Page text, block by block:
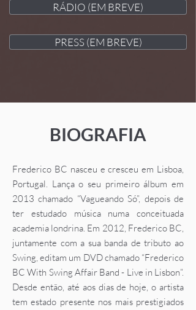
RÁDIO (EM BREVE)
PRESS (EM BREVE)
BIOGRAFIA
Frederico BC nasceu e cresceu em Lisboa,
Portugal. Lança o seu primeiro álbum em
2013 chamado “Vagueando Só”, depois de
ter estudado música numa conceituada
academia londrina. Em 2012, Frederico BC,
juntamente com a sua banda de tributo ao
Swing, editam um DVD chamado “Frederico
BC With Swing Affair Band - Live in Lisbon”.
Desde então, até aos dias de hoje, o artista
tem estado presente nos mais prestigiados